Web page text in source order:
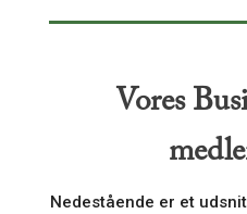
Vores
Nedestående er et